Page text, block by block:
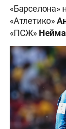
«Барселона»
«Атлетико»
«ПСЖ»